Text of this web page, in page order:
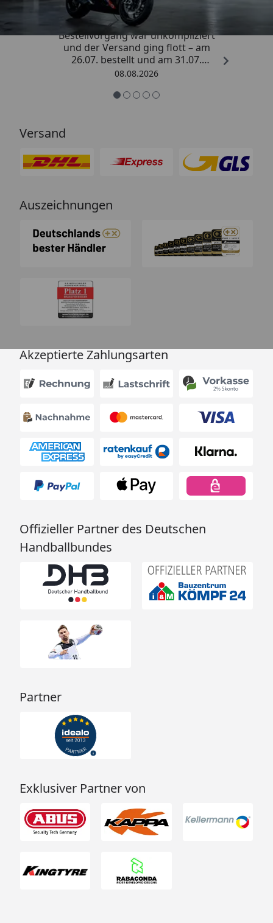
„Sehr zufriedener Kauf! Der
Bestellvorgang war unkompliziert
und der Versand ging flott – am
26.07. bestellt und am 31.07.
geliefert. Die Abdeckplane
Beschreibung und schützt
08.08.2026
Versand
Auszeichnungen
Akzeptierte Zahlungsarten
Offizieller Partner des Deutschen
Handballbundes
Partner
Exklusiver Partner von